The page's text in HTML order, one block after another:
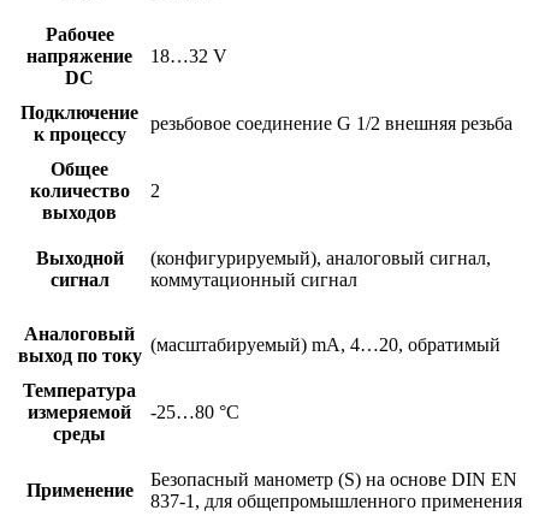
Рабочее
напряжение
DC
18…32 V
Подключение
к процессу
резьбовое соединение G 1/2 внешняя резьба
Общее
количество
выходов
2
Выходной
сигнал
(конфигурируемый), аналоговый сигнал,
коммутационный сигнал
Аналоговый
выход по току
(масштабируемый) mA, 4…20, обратимый
Температура
измеряемой
среды
-25…80 °C
Применение
Безопасный манометр (S) на основе DIN EN
837-1, для общепромышленного применения